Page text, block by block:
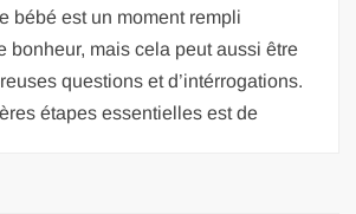
bébé est un moment rempli
bonheur, mais cela peut aussi être
questions et d’intérrogations.
étapes essentielles est de